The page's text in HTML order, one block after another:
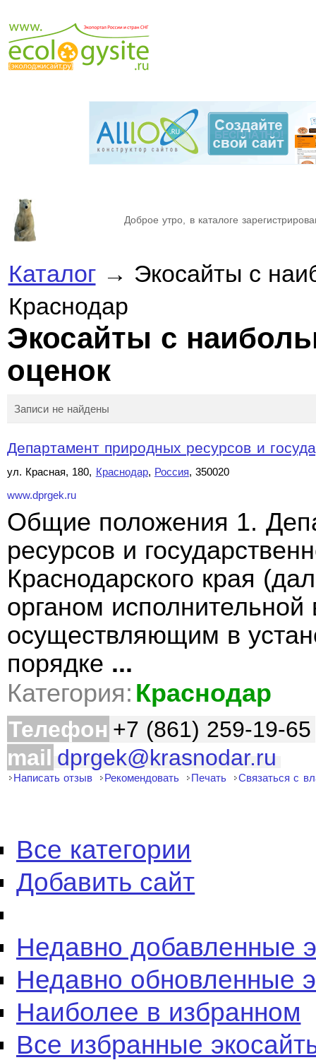
Доброе утро, в каталоге
Каталог→ Экосайты с
Краснодар
Экосайты с
оценок
Записи не найдены
Департамент природных ресурсов и
ул. Красная, 180, Краснодар, Россия, 350020
www.dprgek.ru
Общие положения 1.
ресурсов и
Краснодарского края
органом исполнительной
осуществляющим в
порядке ...
Категория: Краснодар
Телефон +7 (861) 259-19-65
mail dprgek@krasnodar.ru
Написать отзыв Рекомендовать Печать Связаться с
Все категории
Добавить сайт
Недавно добавленные
Недавно обновленные
Наиболее в избранном
Все избранные